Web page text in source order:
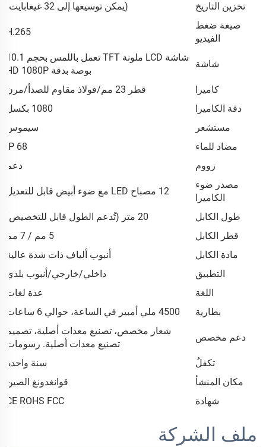
تخزين التاريخ
(يمكن توسيعها إلى 32 غيغابايت)
صيغة ضغط
الفيديو
H.265
شاشة
شاشة LCD ملونة TFT تعمل باللمس بحجم 10.1
بوصة بدقة HD 1080P
كاميرا
قطر 23 مم/فولاذ مقاوم للصدأ/مرن
دقة الكاميرا
1080 بكسل
مستشعر
سيموس
مضاد للماء
IP 68
زووم
دعم
مصدر ضوء
الكاميرا
12 مصباح LED مع ضوء أبيض قابل للتعديل
طول الكابل
20 متر (تُدعم الطول قابل للتخصيص)
قطر الكابل
5 مم / 7 مم
مادة الكابل
أنبوب ألياف ذات شدة عالية
التطبيق
داخلي/خارجي/أنبوب بلدي
اللغة
عدة لغات
بطارية
4500 ملي أمبير في الساعة، حوالي 6 ساعات
دعم مخصص
شعار مخصص، تصنيع معدات أصلية، تصميم
تصنيع معدات أصلية. رسومات
تكفلُ
سنة واحدة
مكان المنشأ
قوانغدونغ الصين
شهادة
CE ROHS FCC
ملف الشركة